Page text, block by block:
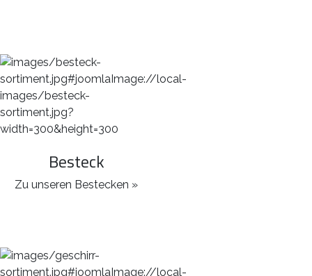
Besteck
Zu unseren Bestecken »